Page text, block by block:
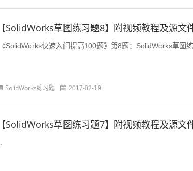
【SolidWorks草图练习题8】附视频教程及源文
《SolidWorks快速入门提高100题》第8题：SolidWorks草图
SolidWorks练习题 2017-02-19
【SolidWorks草图练习题7】附视频教程及源文